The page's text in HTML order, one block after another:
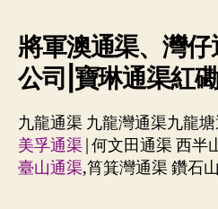
將軍澳通渠、灣
公司|寶琳通渠紅
九龍通渠 九龍灣通渠九龍
美孚通渠|何文田通渠 西半
臺山通渠,筲箕灣通渠 鑽石